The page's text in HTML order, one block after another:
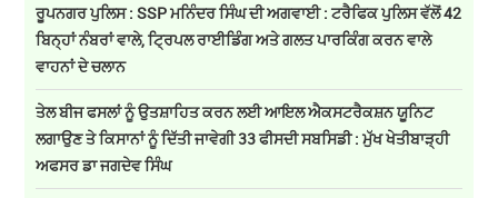
ਰੂਪਨਗਰ ਪੁਲਿਸ : SSP ਮਨਿੰਦਰ ਸਿੰਘ ਦੀ ਅਗਵਾਈ : ਟਰੈਫਿਕ ਪੁਲਿਸ ਵੱਲੋਂ 42
ਬਿਨ੍ਹਾਂ ਨੰਬਰਾਂ ਵਾਲੇ, ਟ੍ਰਿਪਲ ਰਾਈਡਿੰਗ ਅਤੇ ਗਲਤ ਪਾਰਕਿੰਗ ਕਰਨ ਵਾਲੇ
ਵਾਹਨਾਂ ਦੇ ਚਲਾਨ
ਤੇਲ ਬੀਜ ਫਸਲਾਂ ਨੂੰ ਉਤਸ਼ਾਹਿਤ ਕਰਨ ਲਈ ਆਇਲ ਐਕਸਟਰੈਕਸ਼ਨ ਯੂਨਿਟ
ਲਗਾਉਣ ਤੇ ਕਿਸਾਨਾਂ ਨੂੰ ਦਿੱਤੀ ਜਾਵੇਗੀ 33 ਫੀਸਦੀ ਸਬਸਿਡੀ : ਮੁੱਖ ਖੇਤੀਬਾੜ੍ਹੀ
ਅਫਸਰ ਡਾ ਜਗਦੇਵ ਸਿੰਘ